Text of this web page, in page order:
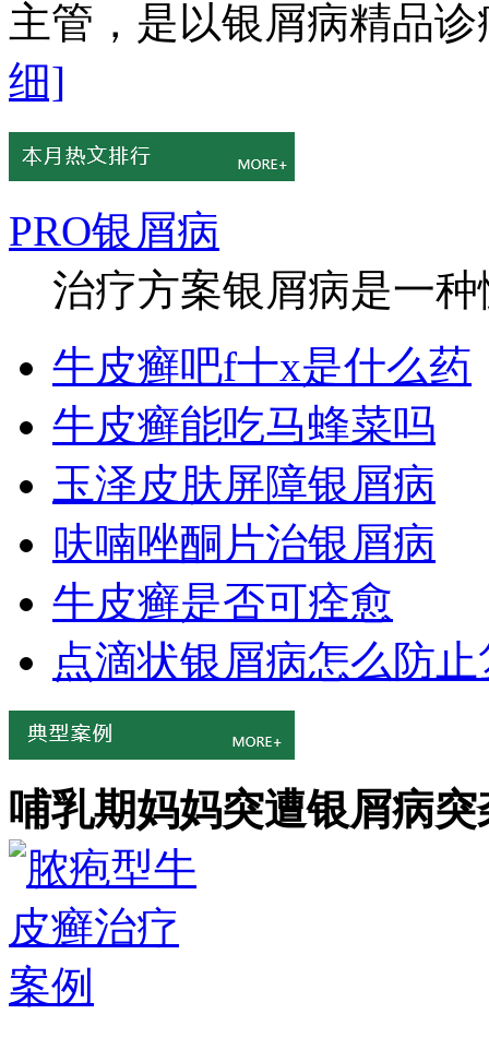
主管，是以银屑病精品
细]
PRO银屑病
治疗方案银屑病是一
牛皮癣吧f十x是什么药
牛皮癣能吃马蜂菜吗
玉泽皮肤屏障银屑病
呋喃唑酮片治银屑病
牛皮癣是否可痊愈
点滴状银屑病怎么防
哺乳期妈妈突遭银屑病